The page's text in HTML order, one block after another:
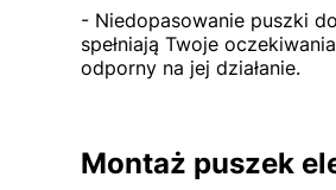
- Niedopasowanie puszki
spełniają Twoje
odporny na jej działanie.
Montaż puszek